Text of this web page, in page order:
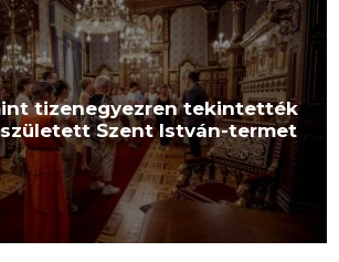
tizenegyezren tekintették
Szent István-termet